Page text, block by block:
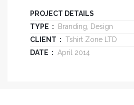
PROJECT DETAILS
TYPE : Branding, Design
CLIENT : Tshirt Zone LTD
DATE : April 2014